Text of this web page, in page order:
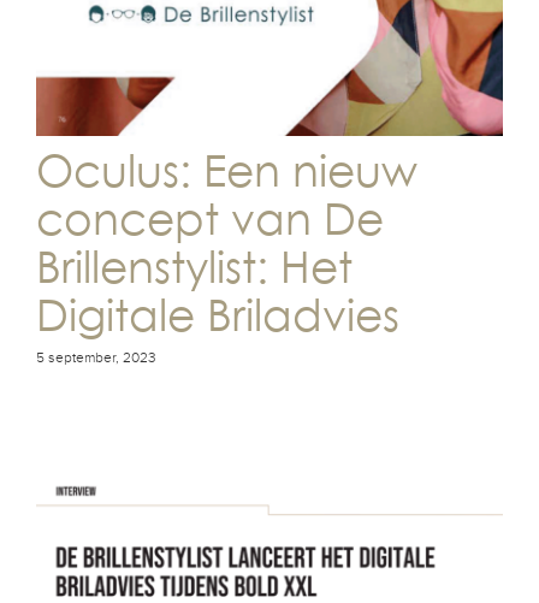
Oculus: Een nieuw
concept van De
Brillenstylist: Het
Digitale Briladvies
5 september, 2023